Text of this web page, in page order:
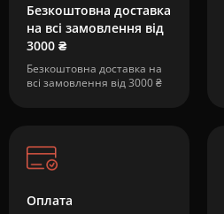
Безкоштовна доставка
на всі замовлення від
3000 ₴
Безкоштовна доставка на
всі замовлення від 3000 ₴
Оплата